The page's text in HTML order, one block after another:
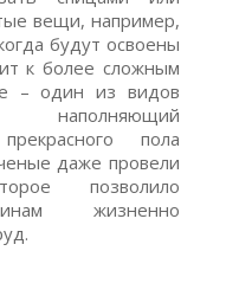
вещи, например,
будут освоены
к более сложным
– один из видов
наполняющий
пола
даже провели
позволило
жизненно